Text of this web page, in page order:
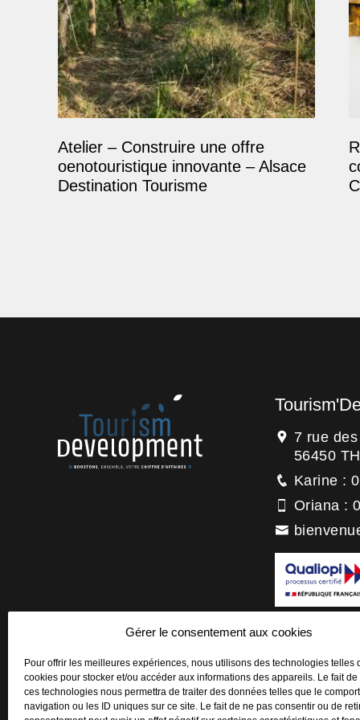
Gérer le consentement aux cookies
Pour offrir les meilleures expériences, nous utilisons des technologies telles
cookies pour stocker et/ou accéder aux informations des appareils. Le fait
ces technologies nous permettra de traiter des données telles que le
navigation ou les ID uniques sur ce site. Le fait de ne pas consentir ou de
Atelier – Construire une offre
oenotouristique innovante – Alsace
Destination Tourisme
7 rue
56450
Karine :
Oriana :
La
titre de la